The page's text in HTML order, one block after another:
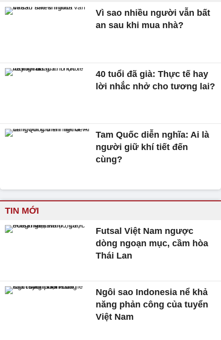
Vì sao nhiều người vẫn bất
an sau khi mua nhà?
40 tuổi đã già: Thực tế hay
lời nhắc nhở cho tương lai?
Tam Quốc diễn nghĩa: Ai là
người giữ khí tiết đến
cùng?
TIN MỚI
Futsal Việt Nam ngược
dòng ngoạn mục, cầm hòa
Thái Lan
Ngôi sao Indonesia nể khả
năng phản công của tuyển
Việt Nam